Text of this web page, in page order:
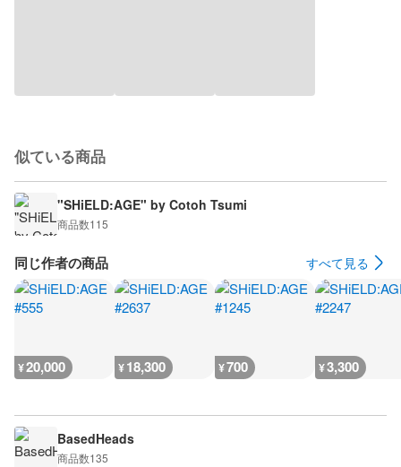
似ている商品
"SHiELD:AGE" by Cotoh Tsumi
商品数115
同じ作者の商品 すべて見る
¥20,000 ¥18,300 ¥700 ¥3,300
BasedHeads
商品数135